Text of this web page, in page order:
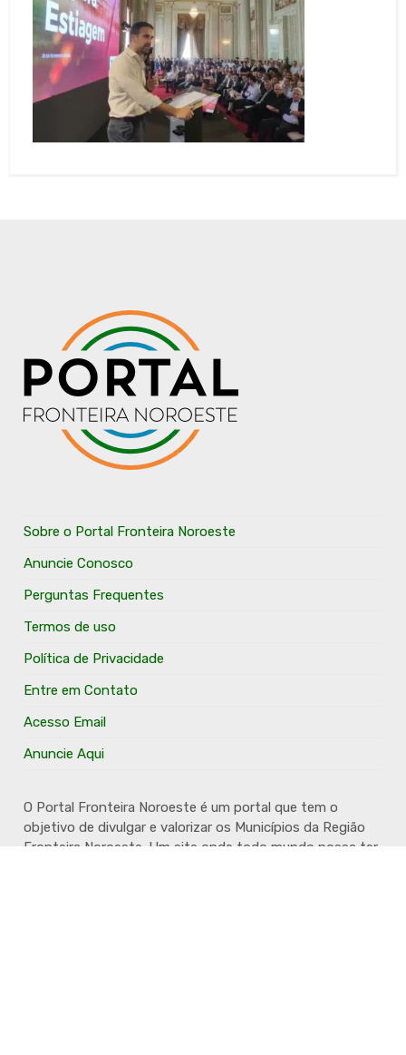
Sobre o Portal Fronteira Noroeste
Anuncie Conosco
Perguntas Frequentes
Termos de uso
Política de Privacidade
Entre em Contato
Acesso Email
Anuncie Aqui
O Portal Fronteira Noroeste é um portal que tem o
objetivo de divulgar e valorizar os Municípios da Região
Fronteira Noroeste. Um site onde todo mundo possa ter